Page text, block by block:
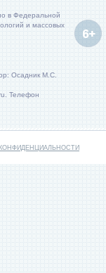
в Федеральной
и массовых
Осадник М.С.
Телефон